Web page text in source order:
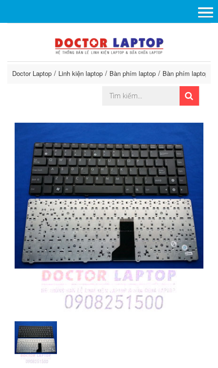
Doctor Laptop Linh kiện laptop Bàn phím laptop Bàn phím laptop